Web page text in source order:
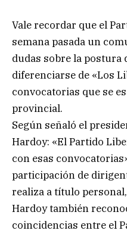
Vale recordar que el
semana pasada un
dudas sobre la postura
diferenciarse de «Los
convocatorias que se
provincial.
Según señaló el
Hardoy: «El Partido
con esas
participación de
realiza a título
Hardoy también
coincidencias entre el